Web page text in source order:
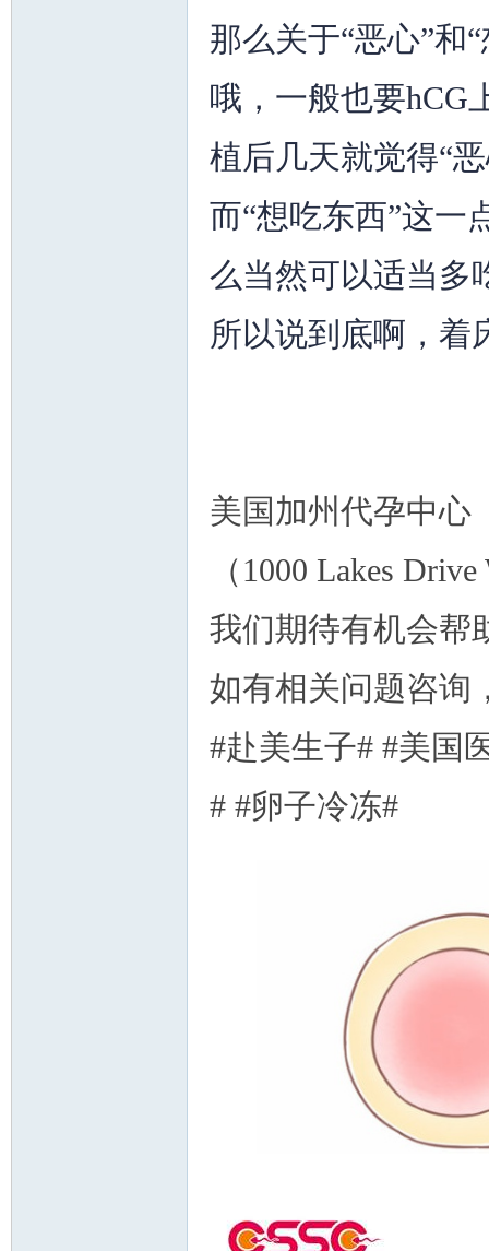
那么关于“恶心”和
哦，一般也要hCG
植后几天就觉得“
而“想吃东西”这一
么当然可以适当多
所以说到底啊，着
美国加州代孕中心
（1000 Lakes
我们期待有机会帮
如有相关问题咨询
#赴美生子# #美国
# #卵子冷冻#